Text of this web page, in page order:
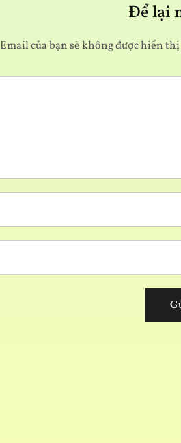
Để lại
Email của bạn sẽ không được hiển